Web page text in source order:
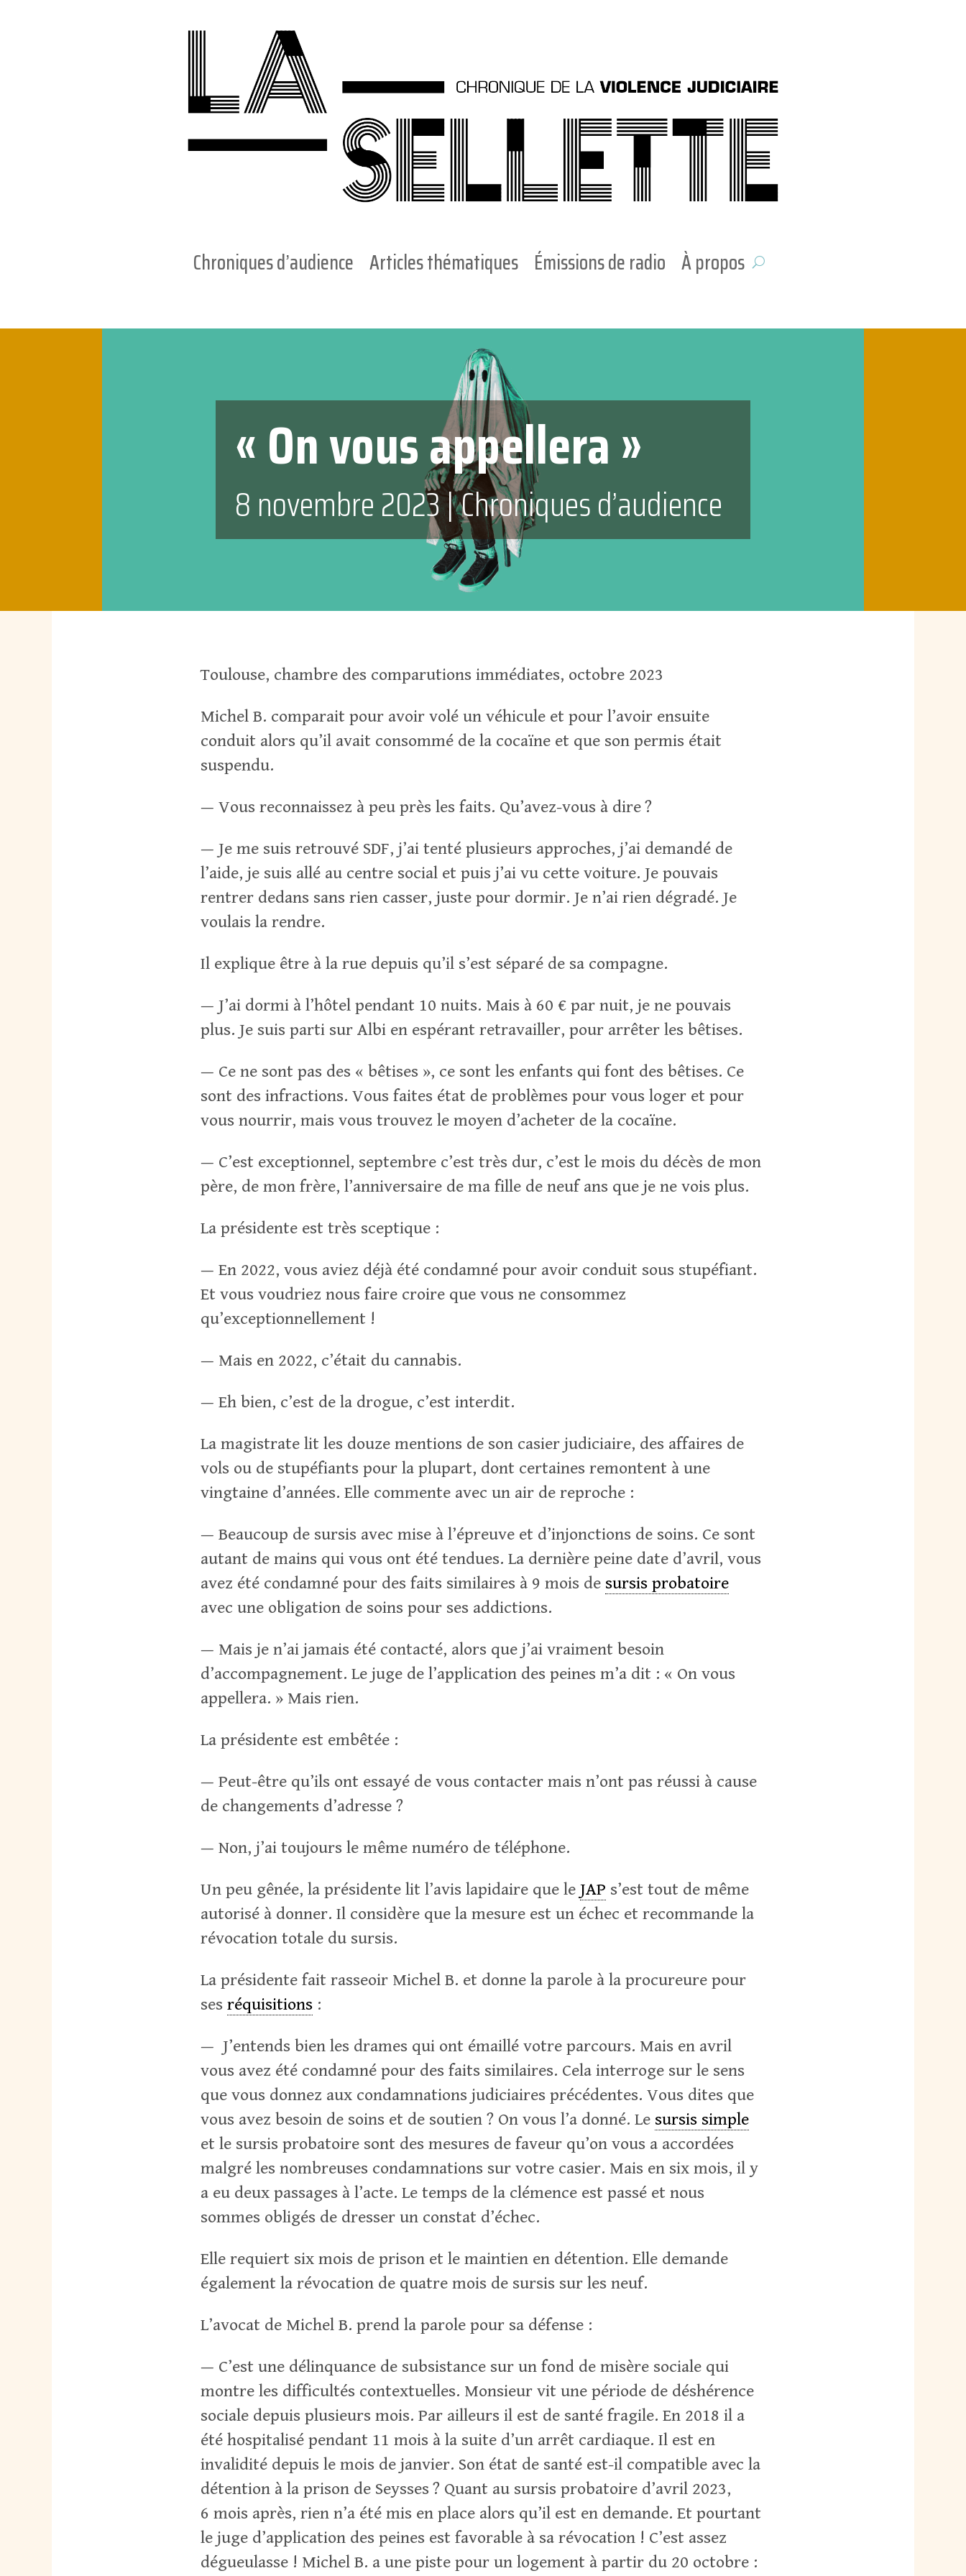
Chroniques d’audience Articles thématiques Émissions de radio À propos
« On vous appellera »
8 novembre 2023|Chroniques d’audience
Toulouse, chambre des comparutions immédiates, octobre 2023
Michel B. comparait pour avoir volé un véhicule et pour l’avoir ensuite
conduit alors qu’il avait consommé de la cocaïne et que son permis était
suspendu.
— Vous reconnaissez à peu près les faits. Qu’avez-vous à dire ?
— Je me suis retrouvé SDF, j’ai tenté plusieurs approches, j’ai demandé de
l’aide, je suis allé au centre social et puis j’ai vu cette voiture. Je pouvais
rentrer dedans sans rien casser, juste pour dormir. Je n’ai rien dégradé. Je
voulais la rendre.
Il explique être à la rue depuis qu’il s’est séparé de sa compagne.
— J’ai dormi à l’hôtel pendant 10 nuits. Mais à 60 € par nuit, je ne pouvais
plus. Je suis parti sur Albi en espérant retravailler, pour arrêter les bêtises.
— Ce ne sont pas des « bêtises », ce sont les enfants qui font des bêtises. Ce
sont des infractions. Vous faites état de problèmes pour vous loger et pour
vous nourrir, mais vous trouvez le moyen d’acheter de la cocaïne.
— C’est exceptionnel, septembre c’est très dur, c’est le mois du décès de mon
père, de mon frère, l’anniversaire de ma fille de neuf ans que je ne vois plus.
La présidente est très sceptique :
— En 2022, vous aviez déjà été condamné pour avoir conduit sous stupéfiant.
Et vous voudriez nous faire croire que vous ne consommez
qu’exceptionnellement !
— Mais en 2022, c’était du cannabis.
— Eh bien, c’est de la drogue, c’est interdit.
La magistrate lit les douze mentions de son casier judiciaire, des affaires de
vols ou de stupéfiants pour la plupart, dont certaines remontent à une
vingtaine d’années. Elle commente avec un air de reproche :
— Beaucoup de sursis avec mise à l’épreuve et d’injonctions de soins. Ce sont
autant de mains qui vous ont été tendues. La dernière peine date d’avril, vous
avez été condamné pour des faits similaires à 9 mois de sursis probatoire
avec une obligation de soins pour ses addictions.
— Mais je n’ai jamais été contacté, alors que j’ai vraiment besoin
d’accompagnement. Le juge de l’application des peines m’a dit : « On vous
appellera. » Mais rien.
La présidente est embêtée :
— Peut-être qu’ils ont essayé de vous contacter mais n’ont pas réussi à cause
de changements d’adresse ?
— Non, j’ai toujours le même numéro de téléphone.
Un peu gênée, la présidente lit l’avis lapidaire que leJAP s’est tout de même
autorisé à donner. Il considère que la mesure est un échec et recommande la
révocation totale du sursis.
La présidente fait rasseoir Michel B. et donne la parole à la procureure pour
sesréquisitions :
— J’entends bien les drames qui ont émaillé votre parcours. Mais en avril
vous avez été condamné pour des faits similaires. Cela interroge sur le sens
que vous donnez aux condamnations judiciaires précédentes. Vous dites que
vous avez besoin de soins et de soutien ? On vous l’a donné. Le sursis simple
et le sursis probatoire sont des mesures de faveur qu’on vous a accordées
malgré les nombreuses condamnations sur votre casier. Mais en six mois, il y
a eu deux passages à l’acte. Le temps de la clémence est passé et nous
sommes obligés de dresser un constat d’échec.
Elle requiert six mois de prison et le maintien en détention. Elle demande
également la révocation de quatre mois de sursis sur les neuf.
L’avocat de Michel B. prend la parole pour sa défense :
— C’est une délinquance de subsistance sur un fond de misère sociale qui
montre les difficultés contextuelles. Monsieur vit une période de déshérence
sociale depuis plusieurs mois. Par ailleurs il est de santé fragile. En 2018 il a
été hospitalisé pendant 11 mois à la suite d’un arrêt cardiaque. Il est en
invalidité depuis le mois de janvier. Son état de santé est-il compatible avec la
détention à la prison de Seysses ? Quant au sursis probatoire d’avril 2023,
6 mois après, rien n’a été mis en place alors qu’il est en demande. Et pourtant
le juge d’application des peines est favorable à sa révocation ! C’est assez
dégueulasse ! Michel B. a une piste pour un logement à partir du 20 octobre :